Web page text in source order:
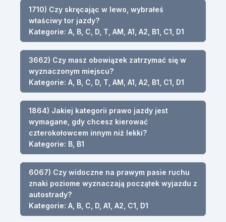
1710) Czy skręcając w lewo, wybrałeś
właściwy tor jazdy?
Kategorie: A, B, C, D, T, AM, A1, A2, B1, C1, D1
3662) Czy masz obowiązek zatrzymać się w
wyznaczonym miejscu?
Kategorie: A, B, C, D, T, AM, A1, A2, B1, C1, D1
1864) Jakiej kategorii prawo jazdy jest
wymagane, gdy chcesz kierować
czterokołowcem innym niż lekki?
Kategorie: B, B1
6067) Czy widoczne na prawym pasie ruchu
znaki poziome wyznaczają początek wyjazdu z
autostrady?
Kategorie: A, B, C, D, A1, A2, C1, D1